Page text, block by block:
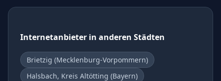
Internetanbieter in anderen Städten
Brietzig (Mecklenburg-Vorpommern)
Halsbach, Kreis Altötting (Bayern)